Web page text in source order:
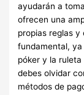
ayudarán a
ofrecen una
propias reglas
fundamental,
póker y la
debes olvidar
métodos de